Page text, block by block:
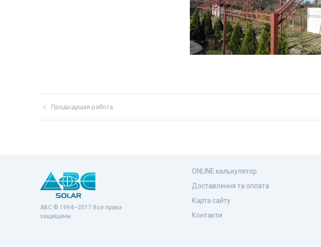
Предыдущая работа
ABC © 1994—2017 Все права
защищены
ONLINE калькулятор
Доставлення та оплата
Карта сайту
Контакти